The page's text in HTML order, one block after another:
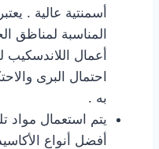
أسمنتية عالية .
المناسبة لمناظق
أعمال اللاندسكيب
احتمال البرى
به .
يتم استعمال مواد
أفضل أنواع